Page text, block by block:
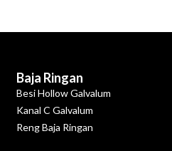
Baja Ringan
Besi Hollow Galvalum
Kanal C Galvalum
Reng Baja Ringan